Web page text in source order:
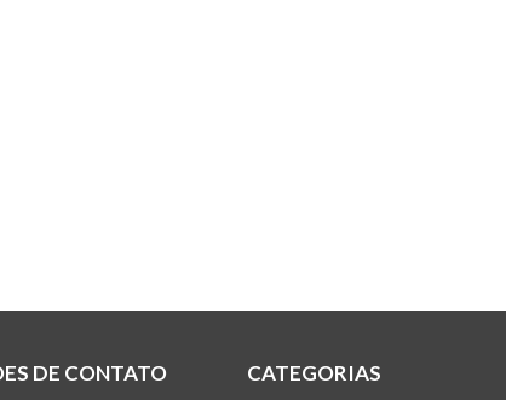
DE CONTATO CATEGORIAS